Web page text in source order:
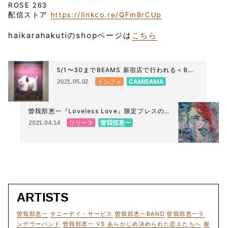
ROSE 263
配信ストア https://linkco.re/QFm8rCUp
haikarahakutiのshopページは こちら
5/1〜30までBEAMS 新宿店で行われる＜Bギ
ャラリー＞のギャラリーコレクション展に牧田
2021.05.02 インフォ CAMISAMA
曽我部恵一『Loveless Love』限定プレスの
アナログ盤とCDが本日発売！
2021.04.14 リリース 曽我部恵一
ARTISTS
曽我部恵一 サニーデイ・サービス 曽我部恵一BAND 曽我部恵一ラ
ンデヴーバンド 曽我部恵一 VS あらかじめ決められた恋人たちへ 擬